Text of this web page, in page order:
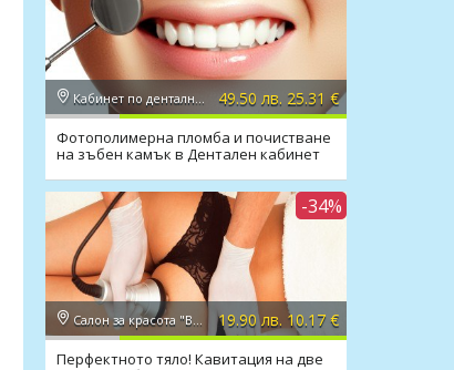
Кабинет по дентална медицина д-р Маринашева 49.50 лв. 25.31 €
Фотополимерна пломба и почистване
на зъбен камък в Дентален кабинет
-34%
Салон за красота "Вили" 19.90 лв. 10.17 €
Перфектното тяло! Кавитация на две